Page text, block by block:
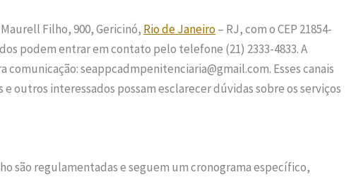
Filho, 900, Gericinó, Rio de Janeiro– RJ, com o CEP 21854-
podem entrar em contato pelo telefone (21) 2333-4833. A
seappcadmpenitenciaria@gmail.com. Esses canais
outros interessados possam esclarecer dúvidas sobre os serviços
são regulamentadas e seguem um cronograma específico,